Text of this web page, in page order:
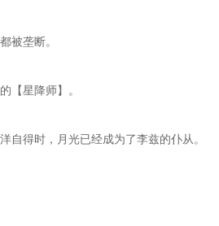
被垄断。
【星降师】。
得时，月光已经成为了李兹的仆从。